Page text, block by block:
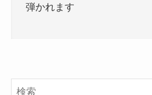
弾かれます